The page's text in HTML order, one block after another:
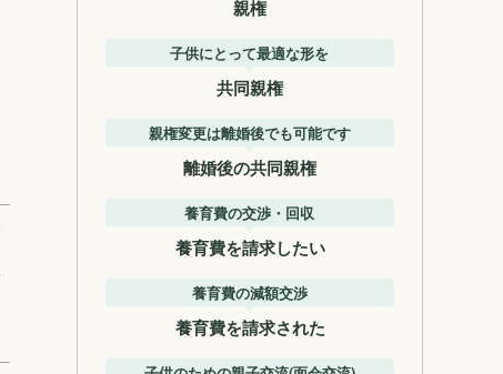
親権
子供にとって最適な形を
共同親権
親権変更は離婚後でも可能です
離婚後の共同親権
養育費の交渉・回収
養育費を請求したい
養育費の減額交渉
養育費を請求された